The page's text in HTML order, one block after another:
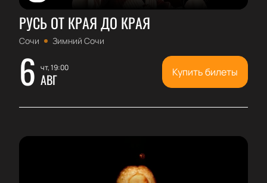
РУСЬ ОТ КРАЯ ДО КРАЯ
Сочи Зимний Сочи
6 чт, 19:00
АВГ Купить билеты